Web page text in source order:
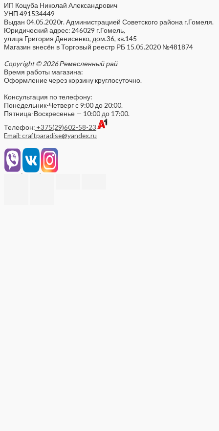
ИП Коцуба Николай Александрович
УНП 491534449
Выдан 04.05.2020г. Администрацией Советского района г.Гомеля.
Юридический адрес: 246029 г.Гомель,
улица Григория Денисенко, дом.36, кв.145
Магазин внесён в Торговый реестр РБ 15.05.2020 №481874
Copyright © 2026 Ремесленный рай
Время работы магазина:
Оформление через корзину круглосуточно.
Консультация по телефону:
Понедельник-Четверг с 9:00 до 20:00.
Пятница-Воскресенье — 10:00 до 17:00.
Телефон: +375(29)602-58-23
Email: craftparadise@yandex.ru